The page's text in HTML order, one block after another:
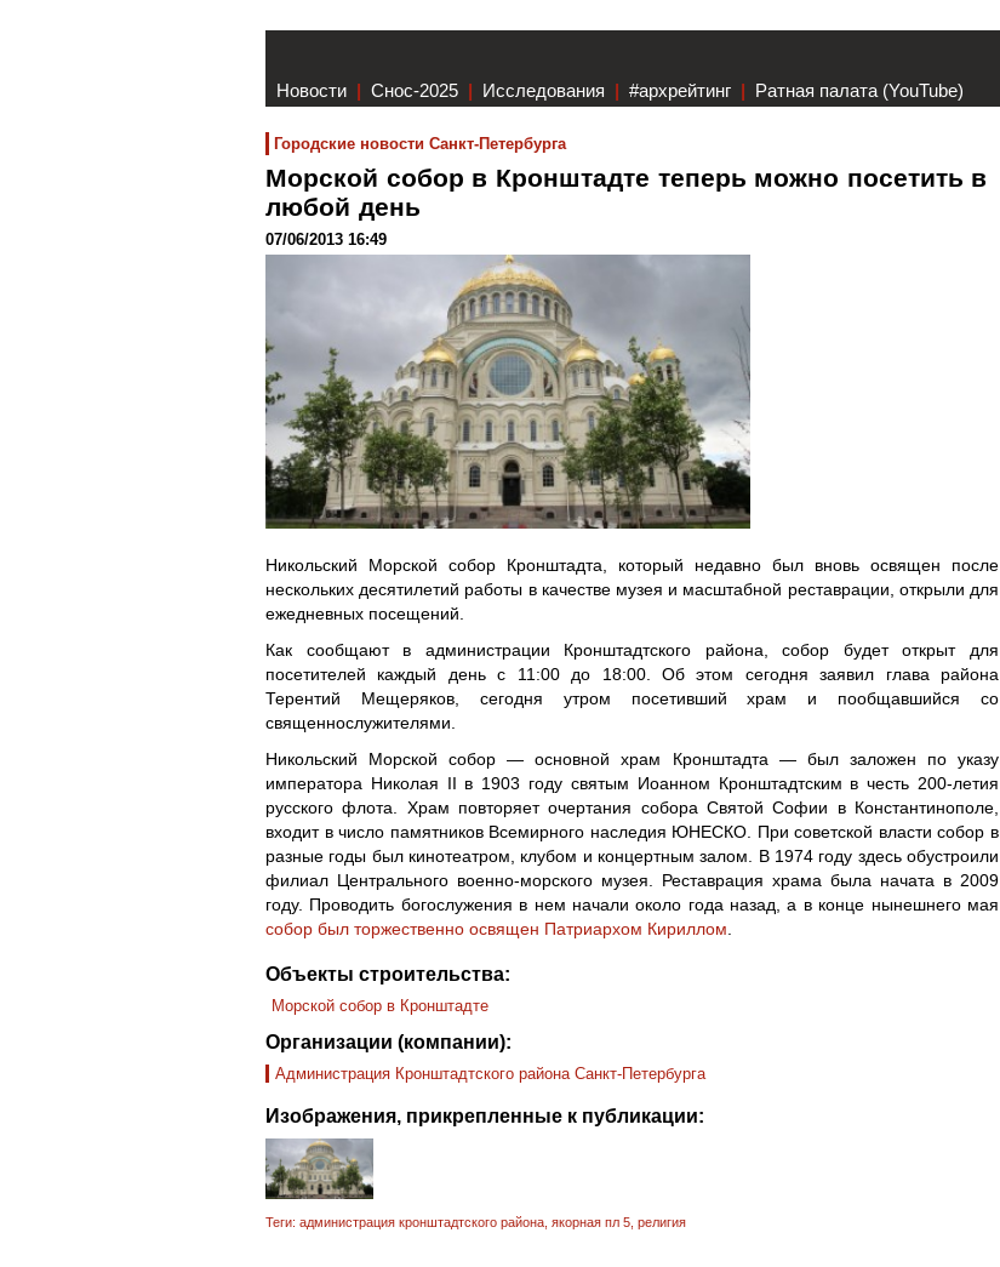
Новости | Снос-2025 | Исследования | #архрейтинг | Ратная палата (YouTube)
Городские новости Санкт-Петербурга
Морской собор в Кронштадте теперь можно посетить в
любой день
07/06/2013 16:49
Никольский Морской собор Кронштадта, который недавно был вновь освящен после
нескольких десятилетий работы в качестве музея и масштабной реставрации, открыли для
ежедневных посещений.
Как сообщают в администрации Кронштадтского района, собор будет открыт для
посетителей каждый день с 11:00 до 18:00. Об этом сегодня заявил глава района
Терентий Мещеряков, сегодня утром посетивший храм и пообщавшийся со
священнослужителями.
Никольский Морской собор — основной храм Кронштадта — был заложен по указу
императора Николая II в 1903 году святым Иоанном Кронштадтским в честь 200-летия
русского флота. Храм повторяет очертания собора Святой Софии в Константинополе,
входит в число памятников Всемирного наследия ЮНЕСКО. При советской власти собор в
разные годы был кинотеатром, клубом и концертным залом. В 1974 году здесь обустроили
филиал Центрального военно-морского музея. Реставрация храма была начата в 2009
году. Проводить богослужения в нем начали около года назад, а в конце нынешнего мая
собор был торжественно освящен Патриархом Кириллом
Объекты строительства:
Морской собор в Кронштадте
Организации (компании):
Администрация Кронштадтcкого района Санкт-Петербурга
Изображения, прикрепленные к публикации:
Теги: администрация кронштадтского района якорная пл 5 религия